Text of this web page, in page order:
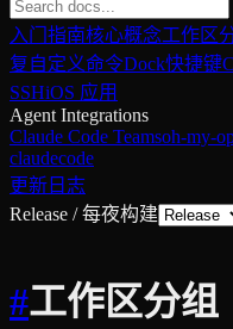
入门指南核心概念工作区
复自定义命令Dock快捷键
SSHiOS 应用
Agent Integrations
Claude Code Teamsoh-my-
claudecode
更新日志
Release / 每夜构建
#工作区分组